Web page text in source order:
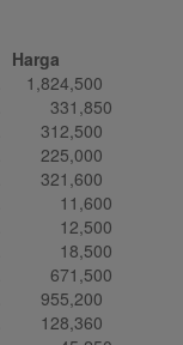
Harga
1,824,500
331,850
312,500
225,000
321,600
11,600
12,500
18,500
671,500
955,200
128,360